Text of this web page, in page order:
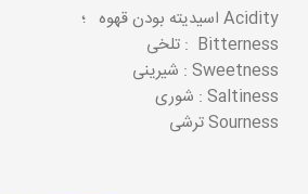
Acidity اسیدیته بودن قهوه ؛
Bitterness : تلخی
Sweetness : شیرینی
Saltiness : شوری
Sourness ترشی